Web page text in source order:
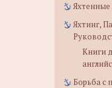
Яхтинг,
Книги
Борьба с